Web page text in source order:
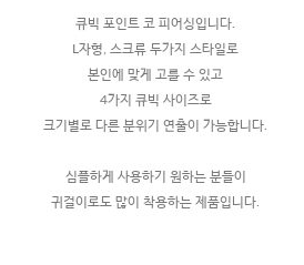
큐빅 포인트 코 피어싱입니다.
L자형, 스크류 두가지 스타일로
본인에 맞게 고를 수 있고
4가지 큐빅 사이즈로
크기별로 다른 분위기 연출이 가능합니다.
심플하게 사용하기 원하는 분들이
귀걸이로도 많이 착용하는 제품입니다.